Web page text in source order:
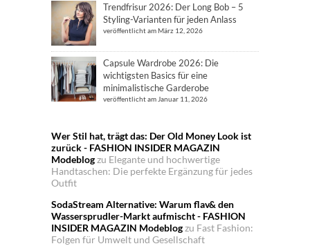
Trendfrisur 2026: Der Long Bob – 5
Styling-Varianten für jeden Anlass
veröffentlicht am März 12, 2026
Capsule Wardrobe 2026: Die
wichtigsten Basics für eine
minimalistische Garderobe
veröffentlicht am Januar 11, 2026
Wer Stil hat, trägt das: Der Old Money Look ist
zurück - FASHION INSIDER MAGAZIN
Modeblogzu Elegante und hochwertige
Handtaschen: Die perfekte Ergänzung für jedes
Outfit
SodaStream Alternative: Warum flav& den
Wassersprudler-Markt aufmischt - FASHION
INSIDER MAGAZIN Modeblogzu Fast Fashion:
Folgen für Umwelt und Gesellschaft